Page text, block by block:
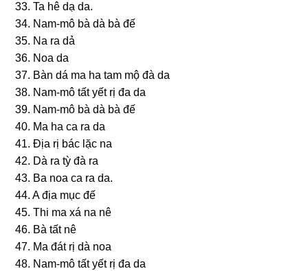
33. Ta hê dạ da.
34. Nam-mô bà dà bà đế
35. Na ra dả
36. Noa da
37. Bàn dá ma ha tam mộ đà da
38. Nam-mô tất yết rị đa da
39. Nam-mô bà dà bà đế
40. Ma ha ca ra da
41. Ðịa rị bác lặc na
42. Dà ra tỳ đà ra
43. Ba noa ca ra da.
44. A địa mục đế
45. Thi ma xá na nê
46. Bà tất nê
47. Ma đát rị dà noa
48. Nam-mô tất yết rị đa da